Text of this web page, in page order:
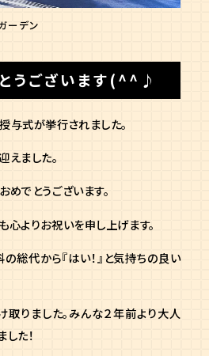
ーデン
うございます(^^♪
与式が挙行されました。
えました。
めでとうございます。
心よりお祝いを申し上げます。
総代から『はい！』と気持ちの良い
りました。みんな２年前より大人
た！